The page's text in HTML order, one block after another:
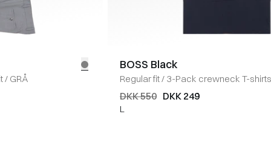
/ GRÅ
BOSS Black
Regular fit/ 3-Pack crewneck T-shirts
DKK 550 DKK 249
L